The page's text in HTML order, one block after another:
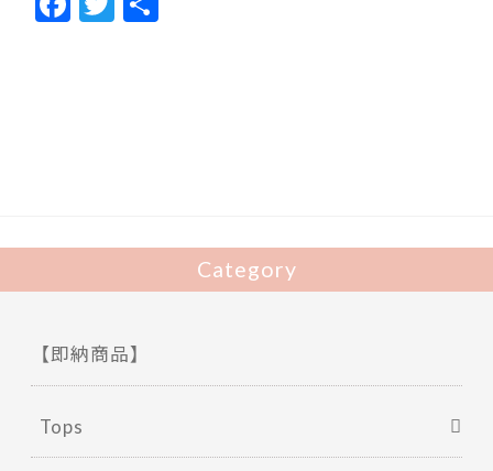
ac w
Category
【即納商品】
Tops